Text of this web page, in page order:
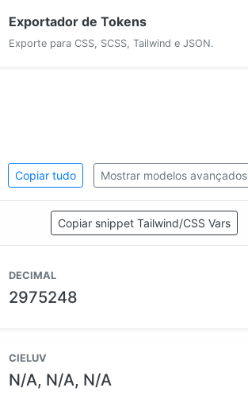
Exportador de Tokens
Exporte para CSS, SCSS, Tailwind e JSON.
Copiar tudo Mostrar modelos avançados
Copiar snippet Tailwind/CSS Vars
DECIMAL
2975248
CIELUV
N/A, N/A, N/A